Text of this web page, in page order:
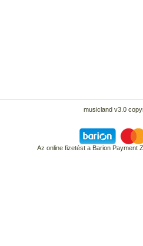
musicland v3.0
Az online fizetést a Barion Payment